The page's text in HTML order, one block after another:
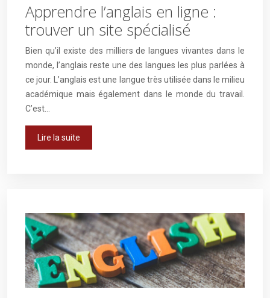
Apprendre l’anglais en ligne :
trouver un site spécialisé
Bien qu’il existe des milliers de langues vivantes dans le
monde, l’anglais reste une des langues les plus parlées à
ce jour. L’anglais est une langue très utilisée dans le milieu
académique mais également dans le monde du travail.
C’est…
Lire la suite